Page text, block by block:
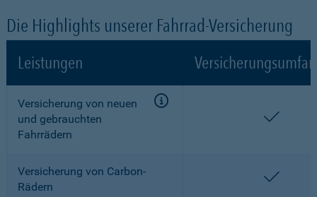
Die Highlights unserer Fahrrad-Versicherung
Leistungen
Versicherung von neuen
und gebrauchten
Fahrrädern
Versicherung von Carbon-
Rädern